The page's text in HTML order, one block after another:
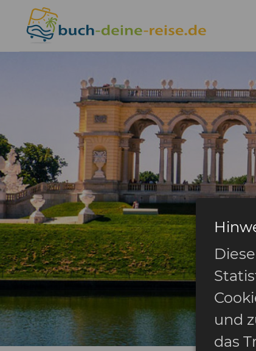
und
das